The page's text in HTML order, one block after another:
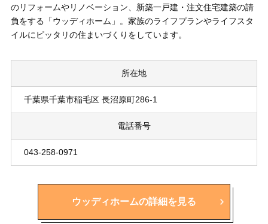
のリフォームやリノベーション、新築一戸建・注文住宅建築の請
負をする「ウッディホーム」。家族のライフプランやライフスタ
イルにピッタリの住まいづくりをしています。
所在地
千葉県千葉市稲毛区 長沼原町286-1
電話番号
043-258-0971
ウッディホームの詳細を見る